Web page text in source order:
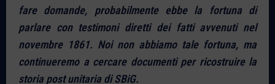
fare domande, probabilmente ebbe la fortuna di
parlare con testimoni diretti dei fatti avvenuti nel
novembre 1861. Noi non abbiamo tale fortuna, ma
continueremo a cercare documenti per ricostruire la
storia post unitaria di SBiG.